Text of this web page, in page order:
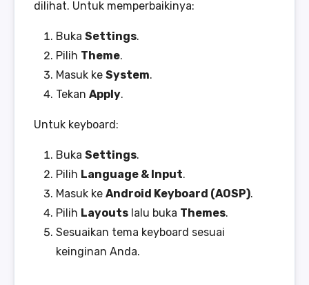
dilihat. Untuk memperbaikinya:
Buka Settings.
Pilih Theme.
Masuk ke System.
Tekan Apply.
Untuk keyboard:
Buka Settings.
Pilih Language & Input.
Masuk ke Android Keyboard (AOSP).
Pilih Layouts lalu buka Themes.
Sesuaikan tema keyboard sesuai
keinginan Anda.